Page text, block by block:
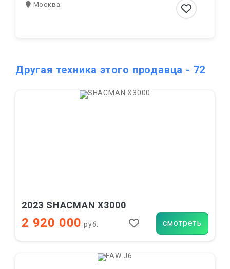
Москва
Другая техника этого продавца - 72
2023 SHACMAN X3000
2 920 000 руб. смотреть